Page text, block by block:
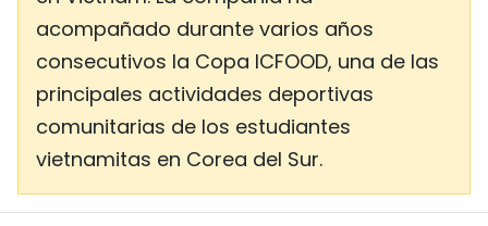
acompañado durante varios años
consecutivos la Copa ICFOOD, una de las
principales actividades deportivas
comunitarias de los estudiantes
vietnamitas en Corea del Sur.